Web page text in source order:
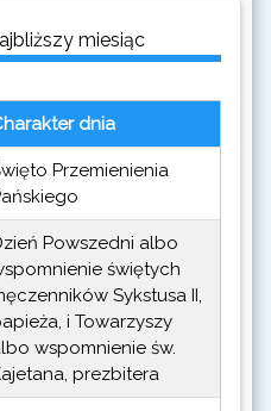
miesiąc
dnia
Przemienienia
Powszedni albo
świętych
Sykstusa II,
i Towarzyszy
wspomnienie św.
prezbitera